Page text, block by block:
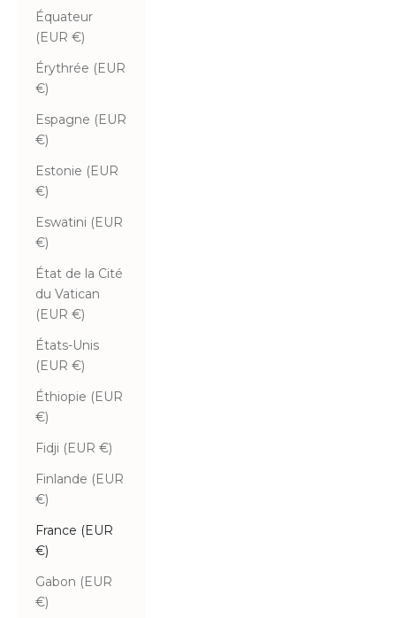
Équateur
(EUR €)
Érythrée (EUR
€)
Espagne (EUR
€)
Estonie (EUR
€)
Eswatini (EUR
€)
État de la Cité
du Vatican
(EUR €)
États-Unis
(EUR €)
Éthiopie (EUR
€)
Fidji (EUR €)
Finlande (EUR
€)
France (EUR
€)
Gabon (EUR
€)